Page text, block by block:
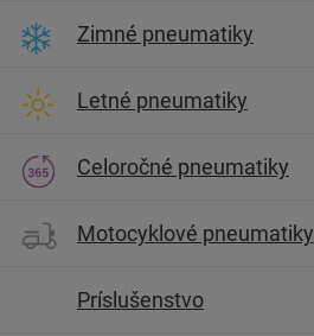
Zimné pneumatiky
Letné pneumatiky
Celoročné pneumatiky
Motocyklové pneumatiky
Príslušenstvo